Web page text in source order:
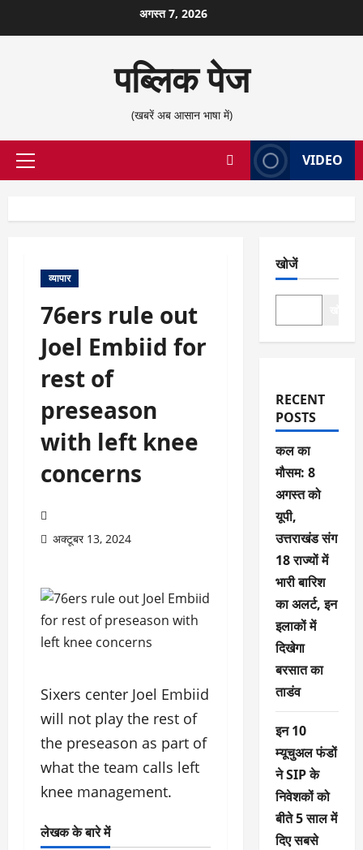
सामग्री
अगस्त 7, 2026
पब्लिक पेज
(खबरें अब आसान भाषा में)
प्राथमिक
VIDEO
व्यापार
76ers rule out
Joel Embiid for
rest of
preseason
with left knee
concerns
अक्टूबर 13, 2024
Sixers center Joel Embiid
will not play the rest of
the preseason as part of
what the team calls left
knee management.
लेखक के बारे में
खोजें
RECENT
POSTS
कल का
मौसम: 8
अगस्त को
यूपी,
उत्तराखंड संग
18 राज्यों में
भारी बारिश
का अलर्ट, इन
इलाकों में
दिखेगा
बरसात का
ताडंव
इन 10
म्यूचुअल फंडों
ने SIP के
निवेशकों को
बीते 5 साल में
दिए सबसे